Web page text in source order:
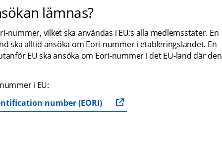
lämnas?
nummer, vilket ska användas i EU:s alla medlemsstater. En
ska alltid ansöka om Eori-nummer i etableringslandet. En
EU ska ansöka om Eori-nummer i det EU-land där den
i EU:
number (EORI)